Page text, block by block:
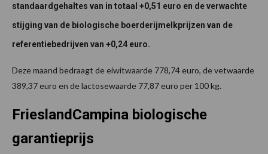
standaardgehaltes van in totaal +0,51 euro en de verwachte
stijging van de biologische boerderijmelkprijzen van de
referentiebedrijven van +0,24 euro.
Deze maand bedraagt de eiwitwaarde 778,74 euro, de vetwaarde
389,37 euro en de lactosewaarde 77,87 euro per 100 kg.
FrieslandCampina biologische
garantieprijs